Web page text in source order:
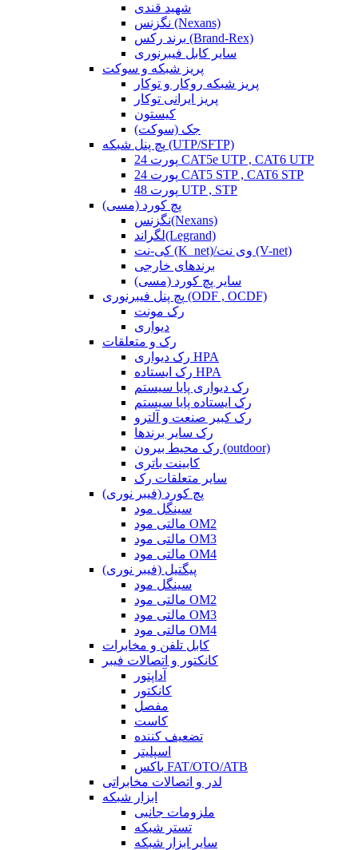
شهید قندی
نگزنس (Nexans)
برند رکس (Brand-Rex)
سایر کابل فیبرنوری
پریز شبکه و سوکت
پریز شبکه روکار و توکار
پریز ایرانی توکار
کیستون
جک (سوکت)
پچ پنل شبکه (UTP/SFTP)
24 پورت CAT5e UTP , CAT6 UTP
24 پورت CAT5 STP , CAT6 STP
48 پورت UTP , STP
پچ کورد (مسی)
نگزنس(Nexans)
لگراند(Legrand)
کی-نت (K_net)/وی نت (V-net)
برندهای خارجی
سایر پچ کورد (مسی)
پچ پنل فیبرنوری (ODF , OCDF)
رک مونت
دیواری
رک و متعلقات
رک دیواری HPA
رک ایستاده HPA
رک دیواری پایا سیستم
رک ایستاده پایا سیستم
رک کبیر صنعت و آلترو
رک سایر برندها
رک محیط بیرون (outdoor)
کابینت باتری
سایر متعلقات رک
پچ کورد (فیبر نوری)
سینگل مود
مالتی مود OM2
مالتی مود OM3
مالتی مود OM4
پیگتیل (فیبر نوری)
سینگل مود
مالتی مود OM2
مالتی مود OM3
مالتی مود OM4
کابل تلفن و مخابرات
کانکتور و اتصالات فیبر
آداپتور
کانکتور
مفصل
کاست
تضعیف کننده
اسپلیتر
باکس FAT/OTO/ATB
لدر و اتصالات مخابراتی
ابزار شبکه
ملزومات جانبی
تستر شبکه
سایر ابزار شبکه